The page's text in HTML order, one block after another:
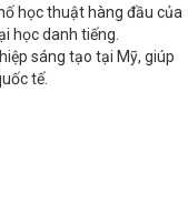
học thuật hàng đầu của
học danh tiếng.
sáng tạo tại Mỹ, giúp
tế.